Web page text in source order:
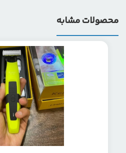
محصولات مشابه